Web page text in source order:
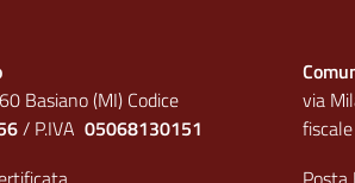
Basiano (MI) Codice
/ P.IVA 05068130151
via
fiscale